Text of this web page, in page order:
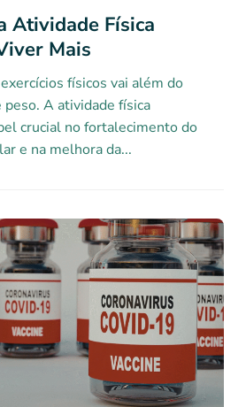
Atividade Física
Mais
físicos vai além do
A atividade física
crucial no fortalecimento do
e na melhora da...